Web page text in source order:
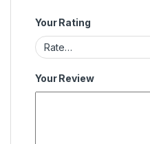
Your Rating
Your Review